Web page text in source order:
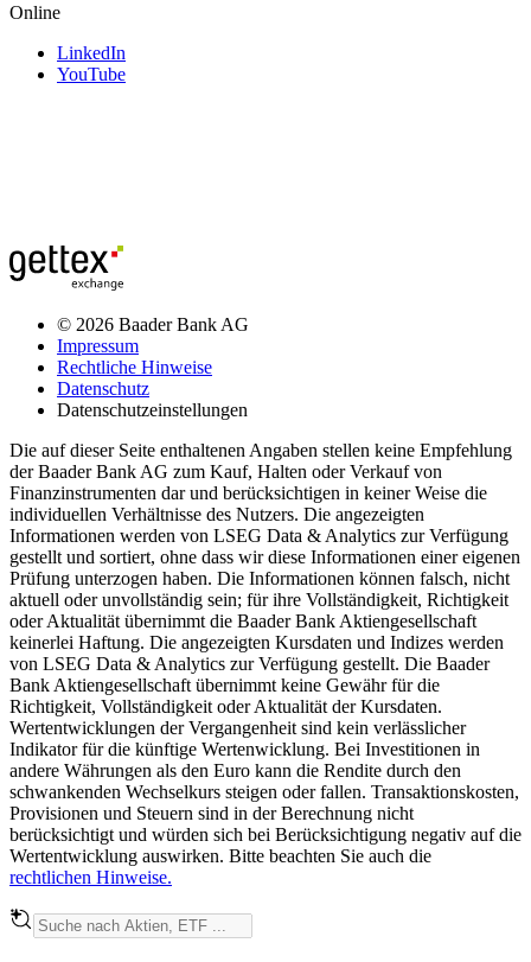
Online
LinkedIn
YouTube
© 2026 Baader Bank AG
Impressum
Rechtliche Hinweise
Datenschutz
Datenschutzeinstellungen
Die auf dieser Seite enthaltenen Angaben stellen keine Empfehlung
der Baader Bank AG zum Kauf, Halten oder Verkauf von
Finanzinstrumenten dar und berücksichtigen in keiner Weise die
individuellen Verhältnisse des Nutzers. Die angezeigten
Informationen werden von LSEG Data & Analytics zur Verfügung
gestellt und sortiert, ohne dass wir diese Informationen einer eigenen
Prüfung unterzogen haben. Die Informationen können falsch, nicht
aktuell oder unvollständig sein; für ihre Vollständigkeit, Richtigkeit
oder Aktualität übernimmt die Baader Bank Aktiengesellschaft
keinerlei Haftung. Die angezeigten Kursdaten und Indizes werden
von LSEG Data & Analytics zur Verfügung gestellt. Die Baader
Bank Aktiengesellschaft übernimmt keine Gewähr für die
Richtigkeit, Vollständigkeit oder Aktualität der Kursdaten.
Wertentwicklungen der Vergangenheit sind kein verlässlicher
Indikator für die künftige Wertenwicklung. Bei Investitionen in
andere Währungen als den Euro kann die Rendite durch den
schwankenden Wechselkurs steigen oder fallen. Transaktionskosten,
Provisionen und Steuern sind in der Berechnung nicht
berücksichtigt und würden sich bei Berücksichtigung negativ auf die
Wertentwicklung auswirken. Bitte beachten Sie auch die
rechtlichen Hinweise.